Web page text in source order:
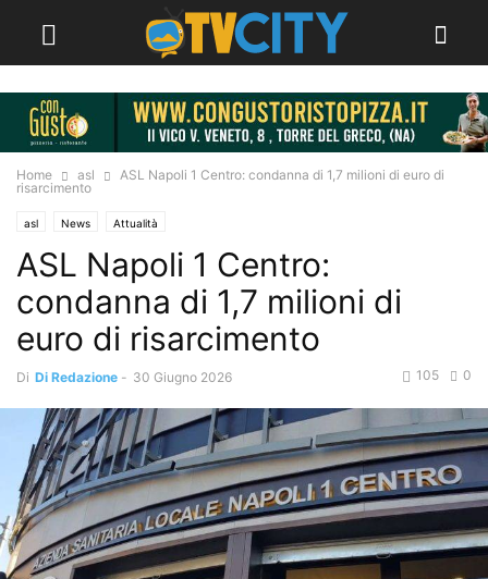
Home asl
ASL Napoli 1 Centro: condanna di 1,7 milioni di euro di
risarcimento
asl News Attualità
ASL Napoli 1 Centro:
condanna di 1,7 milioni di
euro di risarcimento
Di Di Redazione - 30 Giugno 2026 0
105